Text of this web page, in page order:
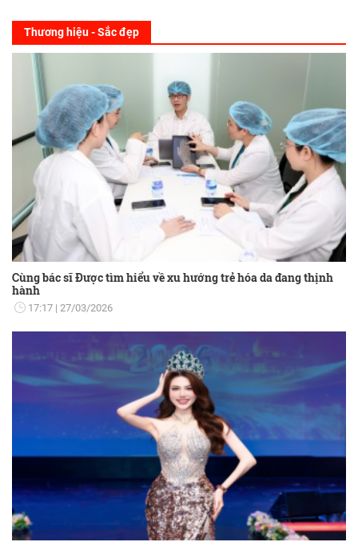
Thương hiệu - Sắc đẹp
Cùng bác sĩ Được tìm hiểu về xu hướng trẻ hóa da đang thịnh
hành
17:17 27/03/2026